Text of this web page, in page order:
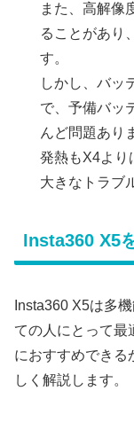
また、高解像
ることがあり
す。
しかし、バッ
で、予備バッ
んど問題あり
発熱もX4より
大きなトラブ
Insta360 X5
Insta360 X5は多
ての人にとって最
におすすめできる
しく解説します。